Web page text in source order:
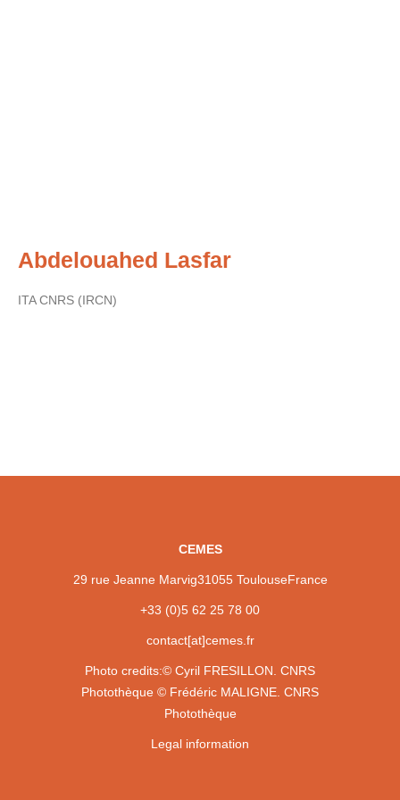
Abdelouahed Lasfar
ITA CNRS (IRCN)
CEMES
29 rue Jeanne Marvig31055 ToulouseFrance
+33 (0)5 62 25 78 00
contact[at]cemes.fr
Photo credits:© Cyril FRESILLON. CNRS
Photothèque © Frédéric MALIGNE. CNRS
Photothèque
Legal information